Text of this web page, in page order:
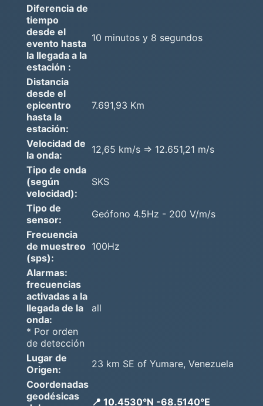
Diferencia de
tiempo
desde el
evento hasta
la llegada a la
estación :
10 minutos y 8 segundos
Distancia
desde el
epicentro
hasta la
estación:
7.691,93 Km
Velocidad de
la onda:
12,65 km/s => 12.651,21 m/s
Tipo de onda
(según
velocidad):
SKS
Tipo de
sensor:
Geófono 4.5Hz - 200 V/m/s
Frecuencia
de muestreo
(sps):
100Hz
Alarmas:
frecuencias
activadas a la
llegada de la
onda:
* Por orden
de detección
all
Lugar de
Origen:
23 km SE of Yumare, Venezuela
Coordenadas
geodésicas
📍 10.4530°N -68.5140°E